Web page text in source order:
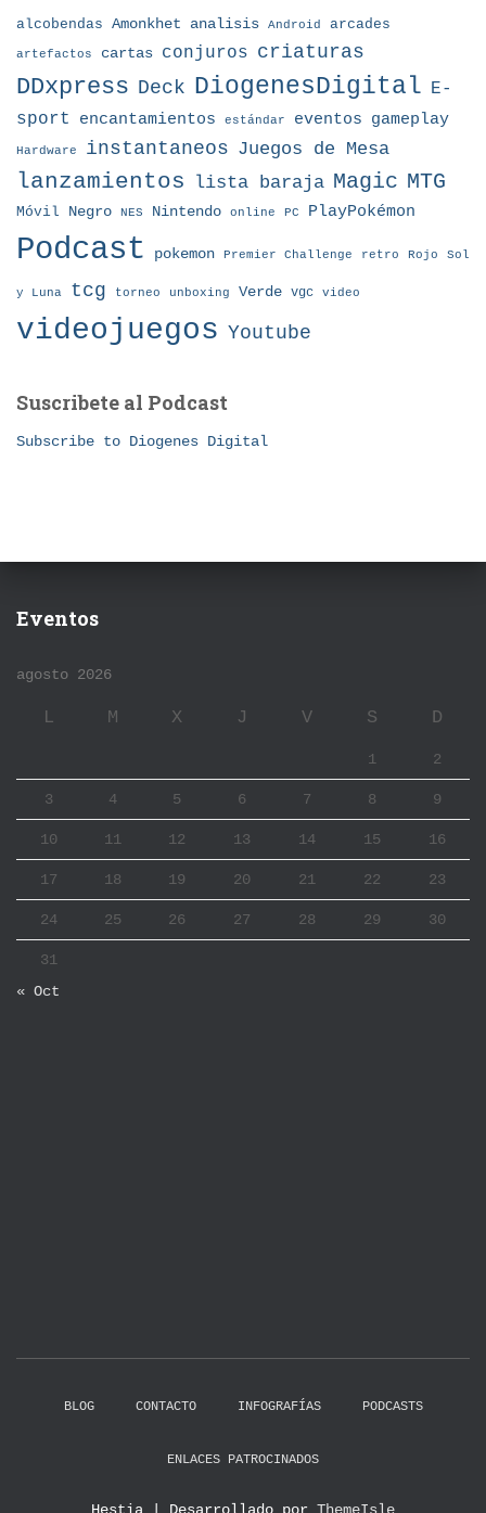
alcobendas Amonkhet analisis Android arcades
artefactos cartas conjuros criaturas
DDxpress Deck DiogenesDigital E-
sport
encantamientos estándar eventos gameplay
Hardware instantaneos Juegos de Mesa
lanzamientos lista baraja Magic MTG
Móvil Negro NES Nintendo online PC PlayPokémon
Podcast pokemon Premier Challenge retro Rojo Sol
y Luna tcg torneo unboxing Verde vgc video
videojuegos Youtube
Suscribete al Podcast
Subscribe to Diogenes Digital
Eventos
agosto 2026
L M X J V S D
1 2
3 4 5 6 7 8 9
10 11 12 13 14 15 16
17 18 19 20 21 22 23
24 25 26 27 28 29 30
31
« Oct
BLOG CONTACTO INFOGRAFÍAS PODCASTS
ENLACES PATROCINADOS